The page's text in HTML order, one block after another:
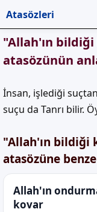
Atasözleri
"Allah'ın
atasözünün
İnsan, işlediği
suçu da Tanrı bilir.
"Allah'ın bildiği
atasözüne
Allah'ın
kovar